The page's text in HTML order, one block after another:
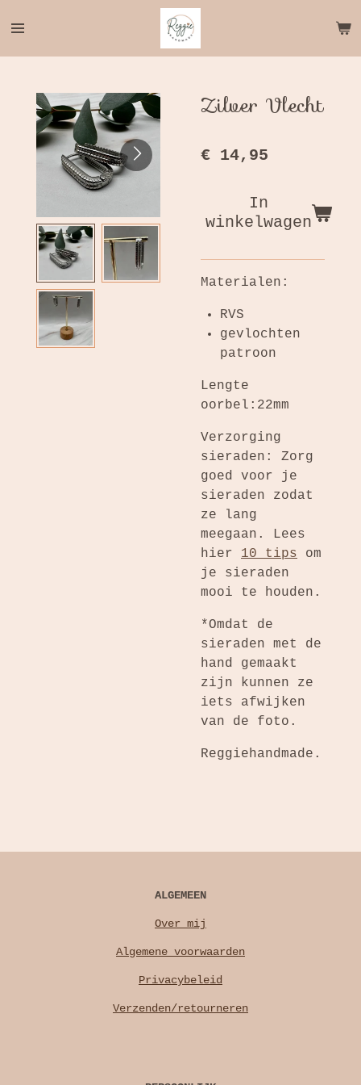
direct
naar
hoofdinhoud
Zilver Vlecht
€ 14,95
In
winkelwagen
Materialen:
RVS
gevlochten
patroon
Lengte
oorbel:22mm
Verzorging
sieraden: Zorg
goed voor je
sieraden zodat
ze lang
meegaan. Lees
hier 10 tips om
je sieraden
mooi te houden.
*Omdat de
sieraden met de
hand gemaakt
zijn kunnen ze
iets afwijken
van de foto.
Reggiehandmade.
ALGEMEEN
Over mij
Algemene voorwaarden
Privacybeleid
Verzenden/retourneren